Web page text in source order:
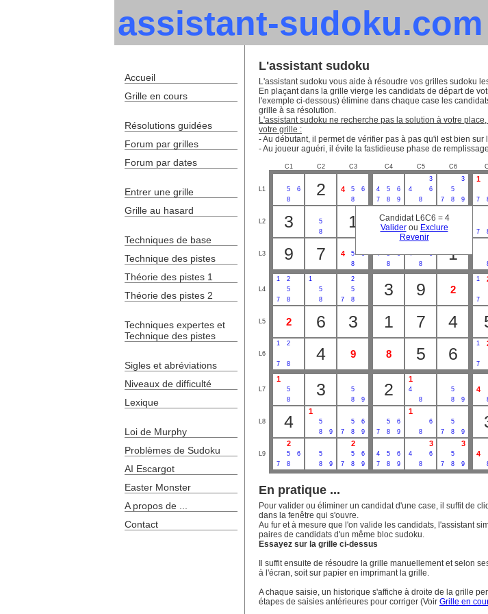
assistant-sudoku.com
Candidat L6C6 = 4
Validerou Exclure
Revenir
L'assistant sudoku
L'assistant sudoku vous aide à résoudre vos grilles sudoku
En plaçant dans la grille vierge les candidats de départ de
l'exemple ci-dessous) élimine dans chaque case les
grille à sa résolution.
L'assistant sudoku ne recherche pas la solution à votre
votre grille :
- Au débutant, il permet de vérifier pas à pas qu'il est bien
- Au joueur aguéri, il évite la fastidieuse phase de
C1 C2 C3 C4 C5 C6
L1 5
6
8
2 4 5
6
8
4 5
6
7
8 9
3
4
6
8
3
5
7
8 9
1
7
L2 3
5
8
1 5
6
8 9
2
7
7
L3 9 7 4 5
6
8
4 5
6
8
4
6
8
1
L4
1
2
5
7
8
1
5
8
2
5
7
8
3 9 2
1
7
L5 2 6 3 1 7 4
L6
1 2
7 8
4 9 8 5 6
1
7
L7
1
5
8
3
5
8
9
2
1
4
8
5
8
9
4
L8 4
1
5
8
9
5
6
7
8 9
5
6
7
8 9
1
6
8
5
7
8 9
L9
2
5
6
7
8
5
8
9
2
5
6
7
8 9
4 5
6
7
8 9
3
4
6
8
3
5
7
8 9
4
En pratique ...
Pour valider ou éliminer un candidat d'une case, il suffit de
dans la fenêtre qui s'ouvre.
Au fur et à mesure que l'on valide les candidats, l'assistant
paires de candidats d'un même bloc sudoku.
Essayez sur la grille ci-dessus
Il suffit ensuite de résoudre la grille manuellement et selon
à l'écran, soit sur papier en imprimant la grille.
A chaque saisie, un historique s'affiche à droite de la grille
étapes de saisies antérieures pour corriger (Voir Grille en
Accueil
Grille en cours
Résolutions guidées
Forum par grilles
Forum par dates
Entrer une grille
Grille au hasard
Techniques de base
Technique des pistes
Théorie des pistes 1
Théorie des pistes 2
Techniques expertes et
Technique des pistes
Sigles et abréviations
Niveaux de difficulté
Lexique
Loi de Murphy
Problèmes de Sudoku
AI Escargot
Easter Monster
A propos de ...
Contact